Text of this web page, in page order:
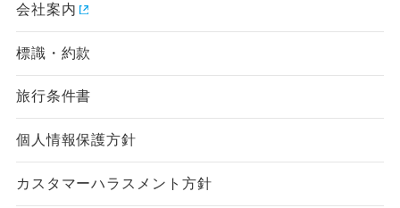
会社案内
標識・約款
旅行条件書
個人情報保護方針
カスタマーハラスメント方針